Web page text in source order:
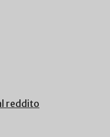
reddito